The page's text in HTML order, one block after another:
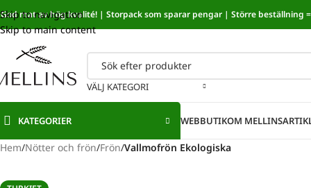
Skip to navigation
Skip to main content
Sänkt
God mat av hög kvalité! | Storpack som sparar pengar | Större
VÄLJ KATEGORI
KATEGORIER WEBBUTIKOM MELLINS
Hem/Nötter och frön/Frön/Vallmofrön Ekologiska